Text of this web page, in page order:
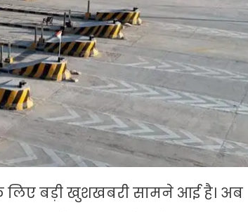
लिए बड़ी खुशखबरी सामने आई है। अब